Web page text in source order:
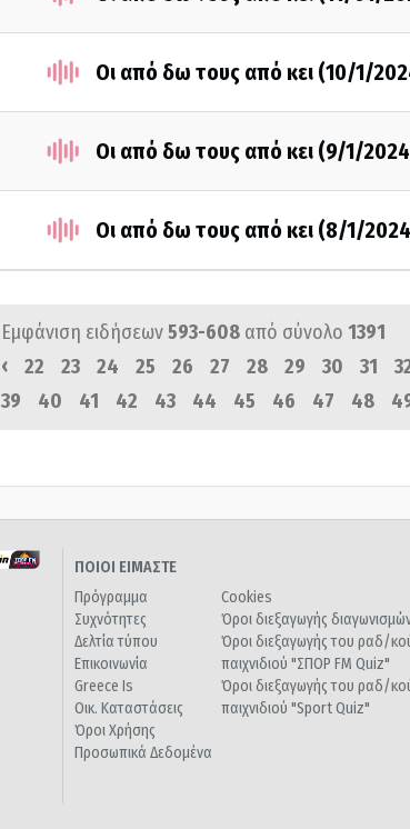
Οι από δω τους από κει (10/1/
Οι από δω τους από κει (9/1/
Οι από δω τους από κει (8/1/
Εμφάνιση ειδήσεων593-608 από σύνολο 1391
‹
22 23 24 25 26 27 28 29 30 31
39
40 41 42 43 44 45 46 47 48
ΠΟΙΟΙ ΕΙΜΑΣΤΕ
Πρόγραμμα
Συχνότητες
Δελτία τύπου
Επικοινωνία
Greece Is
Οικ. Καταστάσεις
Όροι Χρήσης
Προσωπικά Δεδομένα
Cookies
Όροι διεξαγωγής
Όροι διεξαγωγής του ραδ/
παιχνιδιού "ΣΠΟΡ FM Quiz"
Όροι διεξαγωγής του ραδ/
παιχνιδιού "Sport Quiz"